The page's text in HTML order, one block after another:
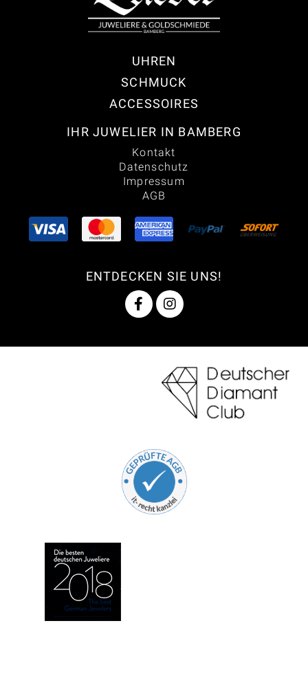
UHREN
SCHMUCK
ACCESSOIRES
IHR JUWELIER IN BAMBERG
Kontakt
Datenschutz
Impressum
AGB
ENTDECKEN SIE UNS!